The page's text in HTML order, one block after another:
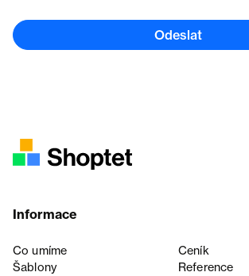
Odeslat
Informace
Co umíme
Ceník
Šablony
Reference